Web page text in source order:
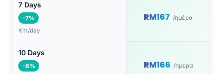
7 Days
-7%
Km/day
RM167 /ημέρα
10 Days
-8%
RM166 /ημέρα